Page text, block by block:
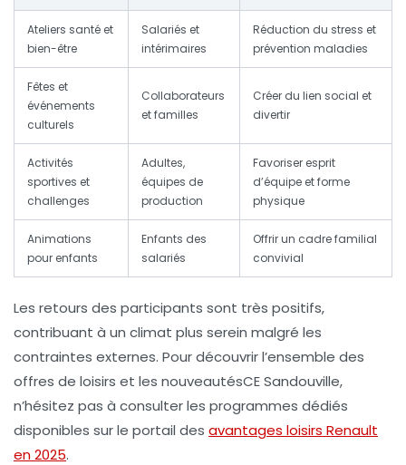
Ateliers santé et
bien-être
Salariés et
intérimaires
Réduction du stress et
prévention maladies
Fêtes et
événements
culturels
Collaborateurs
et familles
Créer du lien social et
divertir
Activités
sportives et
challenges
Adultes,
équipes de
production
Favoriser esprit
d’équipe et forme
physique
Animations
pour enfants
Enfants des
salariés
Offrir un cadre familial
convivial
Les retours des participants sont très positifs,
contribuant à un climat plus serein malgré les
contraintes externes. Pour découvrir l’ensemble des
offres de loisirs et les nouveautésCE Sandouville,
n’hésitez pas à consulter les programmes dédiés
disponibles sur le portail des avantages loisirs Renault
en 2025.